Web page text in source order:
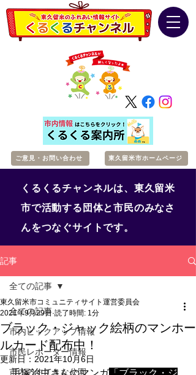
ご意見・お問い合わせ 東久留米市ホームページ
くるくるチャンネルは、東久留米
市で活動する団体と市民のみなさ
んをつなぐサイトです。
記事
全ての記事
市内ピックアップ情報
市民レポーター情報
市内のすてきな公園
全ての記事
ブラック・ジャック絵柄のマンホー
ルカード配布中！
東久留米市コミュニティサイト運営委員会
2021年9月29日 読了時間: 1分
更新日： 2021年10月6日
手塚治虫さんのマンガ 「ブラック・ジ